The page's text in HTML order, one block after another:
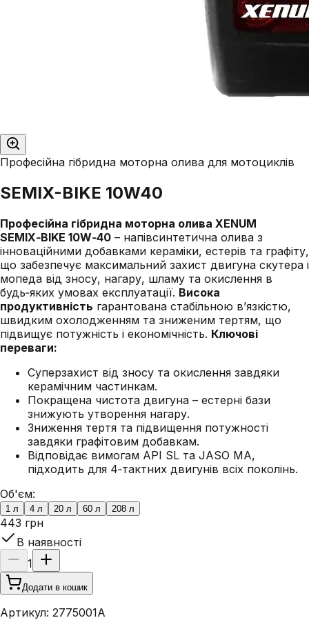
Професійна гібридна моторна олива для мотоциклів
SEMIX-BIKE 10W40
Професійна гібридна моторна олива XENUM
SEMIX‑BIKE 10W‑40 – напівсинтетична олива з
інноваційними добавками кераміки, естерів та графіту,
що забезпечує максимальний захист двигуна скутера і
мопеда від зносу, нагару, шламу та окислення в
будь‑яких умовах експлуатації. Висока
продуктивність гарантована стабільною в’язкістю,
швидким охолодженням та зниженим тертям, що
підвищує потужність і економічність. Ключові
переваги:
Суперзахист від зносу та окислення завдяки
керамічним частинкам.
Покращена чистота двигуна – естерні бази
знижують утворення нагару.
Зниження тертя та підвищення потужності
завдяки графітовим добавкам.
Відповідає вимогам API SL та JASO MA,
підходить для 4‑тактних двигунів всіх поколінь.
Об'єм:
1 л 4 л 20 л 60 л 208 л
443 грн
В наявності
1
Додати в кошик
Артикул: 2775001A